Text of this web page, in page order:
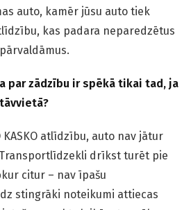
auto, kamēr jūsu auto tiek
kas padara neparedzētus
par zādzību ir spēkā tikai tad, ja
KASKO atlīdzību, auto nav jātur
drīkst turēt pie
citur – nav īpašu
stingrāki noteikumi attiecas